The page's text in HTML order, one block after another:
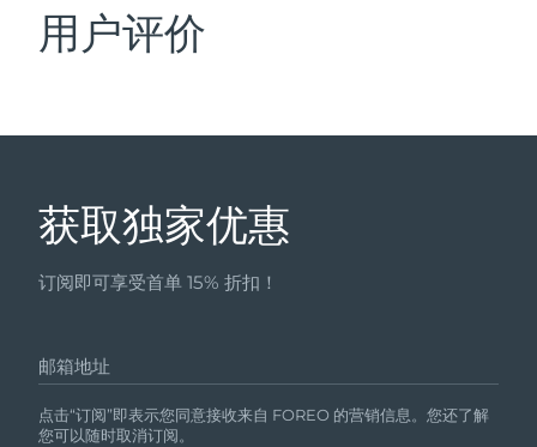
用户评价
获取独家优惠
订阅即可享受首单 15% 折扣！
邮箱地址
点击“订阅”即表示您同意接收来自 FOREO 的营销信息。您还了解
您可以随时取消订阅。